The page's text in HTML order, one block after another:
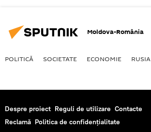
Moldova-România
POLITICĂ SOCIETATE ECONOMIE RUSIA
Despre proiect Reguli de utilizare Contacte
Reclamă Politica de confidențialitate